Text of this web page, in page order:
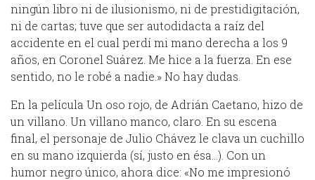
ningún libro ni de ilusionismo, ni de prestidigitación,
ni de cartas; tuve que ser autodidacta a raíz del
accidente en el cual perdí mi mano derecha a los 9
años, en Coronel Suárez. Me hice a la fuerza. En ese
sentido, no le robé a nadie.» No hay dudas.
En la película Un oso rojo, de Adrián Caetano, hizo de
un villano. Un villano manco, claro. En su escena
final, el personaje de Julio Chávez le clava un cuchillo
en su mano izquierda (sí, justo en ésa…). Con un
humor negro único, ahora dice: «No me impresionó